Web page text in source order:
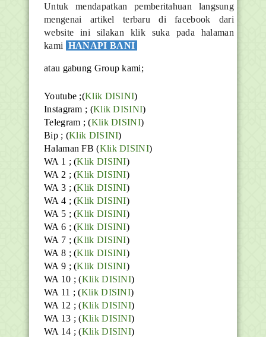
Untuk mendapatkan pemberitahuan langsung
mengenai artikel terbaru di facebook dari
website ini silakan klik suka pada halaman
kami HANAPI BANI
atau gabung Group kami;
Youtube ;(Klik DISINI)
Instagram ; (Klik DISINI)
Telegram ;(Klik DISINI)
Bip ; (Klik DISINI)
Halaman FB(Klik DISINI)
WA 1 ; (Klik DISINI)
WA 2 ; (Klik DISINI)
WA 3 ; (Klik DISINI)
WA 4 ; (Klik DISINI)
WA 5 ; (Klik DISINI)
WA 6 ; (Klik DISINI)
WA 7 ; (Klik DISINI)
WA 8 ; (Klik DISINI)
WA 9 ; (Klik DISINI)
WA 10 ; (Klik DISINI)
WA 11 ; (Klik DISINI)
WA 12 ; (Klik DISINI)
WA 13 ; (Klik DISINI)
WA 14 ; (Klik DISINI)